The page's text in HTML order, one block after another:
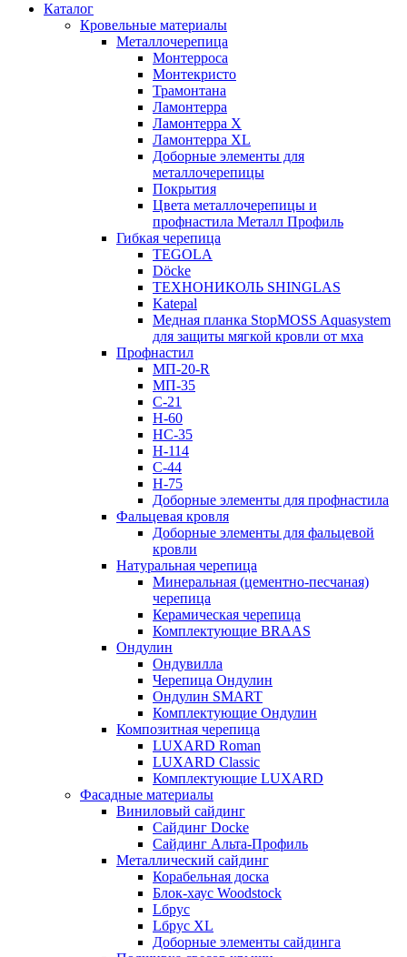
Каталог
Кровельные материалы
Металлочерепица
Монтерроса
Монтекристо
Трамонтана
Ламонтерра
Ламонтерра X
Ламонтерра XL
Доборные элементы для
металлочерепицы
Покрытия
Цвета металлочерепицы и
профнастила Металл Профиль
Гибкая черепица
TEGOLA
Döcke
ТЕХНОНИКОЛЬ SHINGLAS
Katepal
Медная планка StopMOSS Aquasystem
для защиты мягкой кровли от мха
Профнастил
МП-20-R
МП-35
С-21
Н-60
НС-35
Н-114
С-44
Н-75
Доборные элементы для профнастила
Фальцевая кровля
Доборные элементы для фальцевой
кровли
Натуральная черепица
Минеральная (цементно-песчаная)
черепица
Керамическая черепица
Комплектующие BRAAS
Ондулин
Ондувилла
Черепица Ондулин
Ондулин SMART
Комплектующие Ондулин
Композитная черепица
LUXARD Roman
LUXARD Classic
Комплектующие LUXARD
Фасадные материалы
Виниловый сайдинг
Сайдинг Docke
Сайдинг Альта-Профиль
Металлический сайдинг
Корабельная доска
Блок-хаус Woodstock
Lбрус
Lбрус XL
Доборные элементы сайдинга